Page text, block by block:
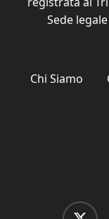
Sede
Chi Siamo
x-